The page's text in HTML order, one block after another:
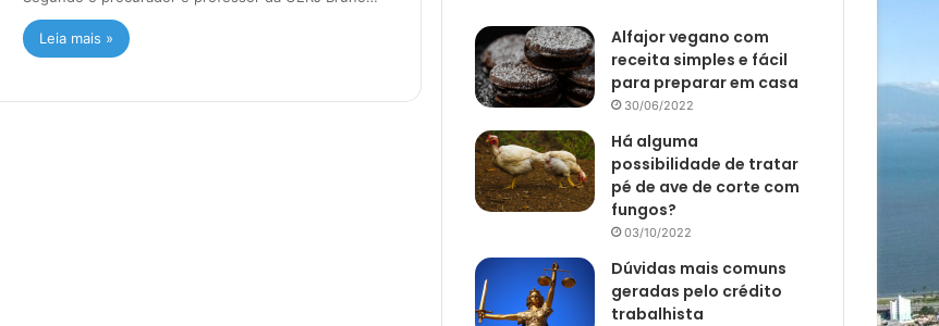
Leia mais »
Alfajor vegano com
receita simples e fácil
para preparar em casa
30/06/2022
Há alguma
possibilidade de tratar
pé de ave de corte com
fungos?
03/10/2022
Dúvidas mais comuns
geradas pelo crédito
trabalhista